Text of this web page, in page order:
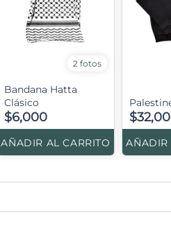
2 fotos
Bandana Hatta
Clásico
$6,000
AÑADIR AL CARRITO AÑADIR